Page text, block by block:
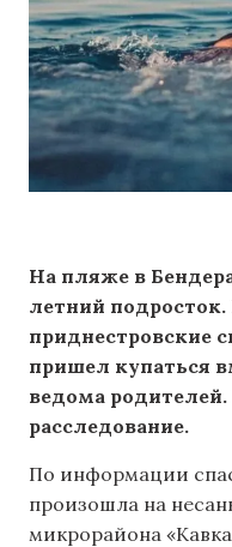
На пляже в
летний
приднестровские
пришел купаться
ведома
расследование.
По информации
произошла на
микрорайона